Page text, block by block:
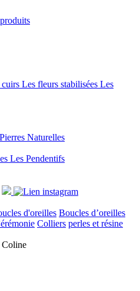
Les fleurs stabilisées Les
Naturelles
Les Pendentifs
d'oreilles Boucles d’oreilles
Colliers perles et résine
Coline